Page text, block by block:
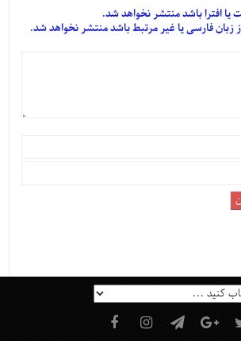
یا افترا باشد منتشر نخواهد شد.
زبان فارسی یا غیر مرتبط باشد منتشر نخواهد شد.